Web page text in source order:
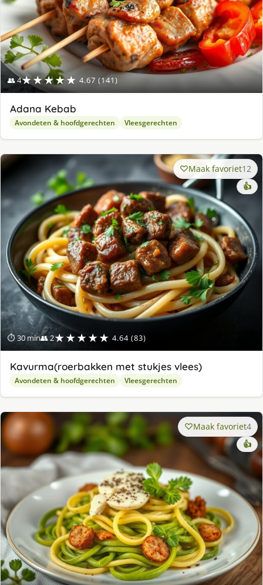
👥 4★★★★★ 4.67 (141)
Adana Kebab
Avondeten & hoofdgerechten Vleesgerechten
⏱ 30 min👥 2★★★★★ 4.64 (83)
Maak favoriet12
👍
Kavurma(roerbakken met stukjes vlees)
Avondeten & hoofdgerechten Vleesgerechten
Maak favoriet4
👍